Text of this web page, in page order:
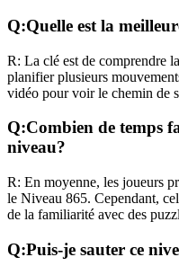
Q:Quelle est la
R: La clé est de comprendre
planifier plusieurs
vidéo pour voir le chemin de
Q:Combien de temps
niveau?
R: En moyenne, les joueurs
le Niveau 865. Cependant,
de la familiarité avec des
Q:Puis-je sauter ce